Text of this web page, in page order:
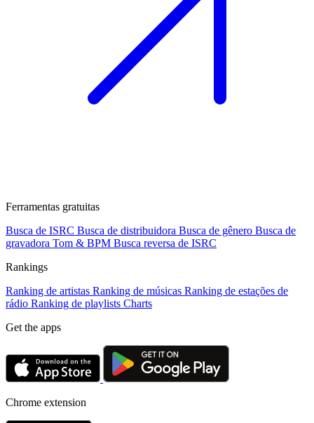
Ferramentas gratuitas
Busca de ISRC Busca de distribuidora Busca de gênero Busca de
gravadora Tom & BPM Busca reversa de ISRC
Rankings
Ranking de artistas Ranking de músicas Ranking de estações de
rádio Ranking de playlists Charts
Get the apps
Chrome extension